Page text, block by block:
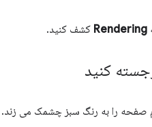
Rendering کشف کنید.
کنید
صفحه را به رنگ سبز چشمک می زند.